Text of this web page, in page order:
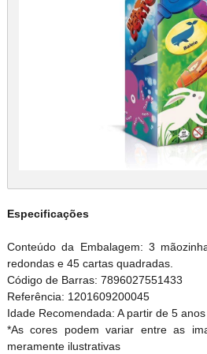
Especificações
Conteúdo da Embalagem: 3
redondas e 45 cartas quadradas.
Código de Barras: 7896027551433
Referência: 1201609200045
Idade Recomendada: A partir de 5 anos
*As cores podem variar entre as
meramente ilustrativas